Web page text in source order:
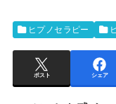
ヒプノセラピー
ポスト シェア